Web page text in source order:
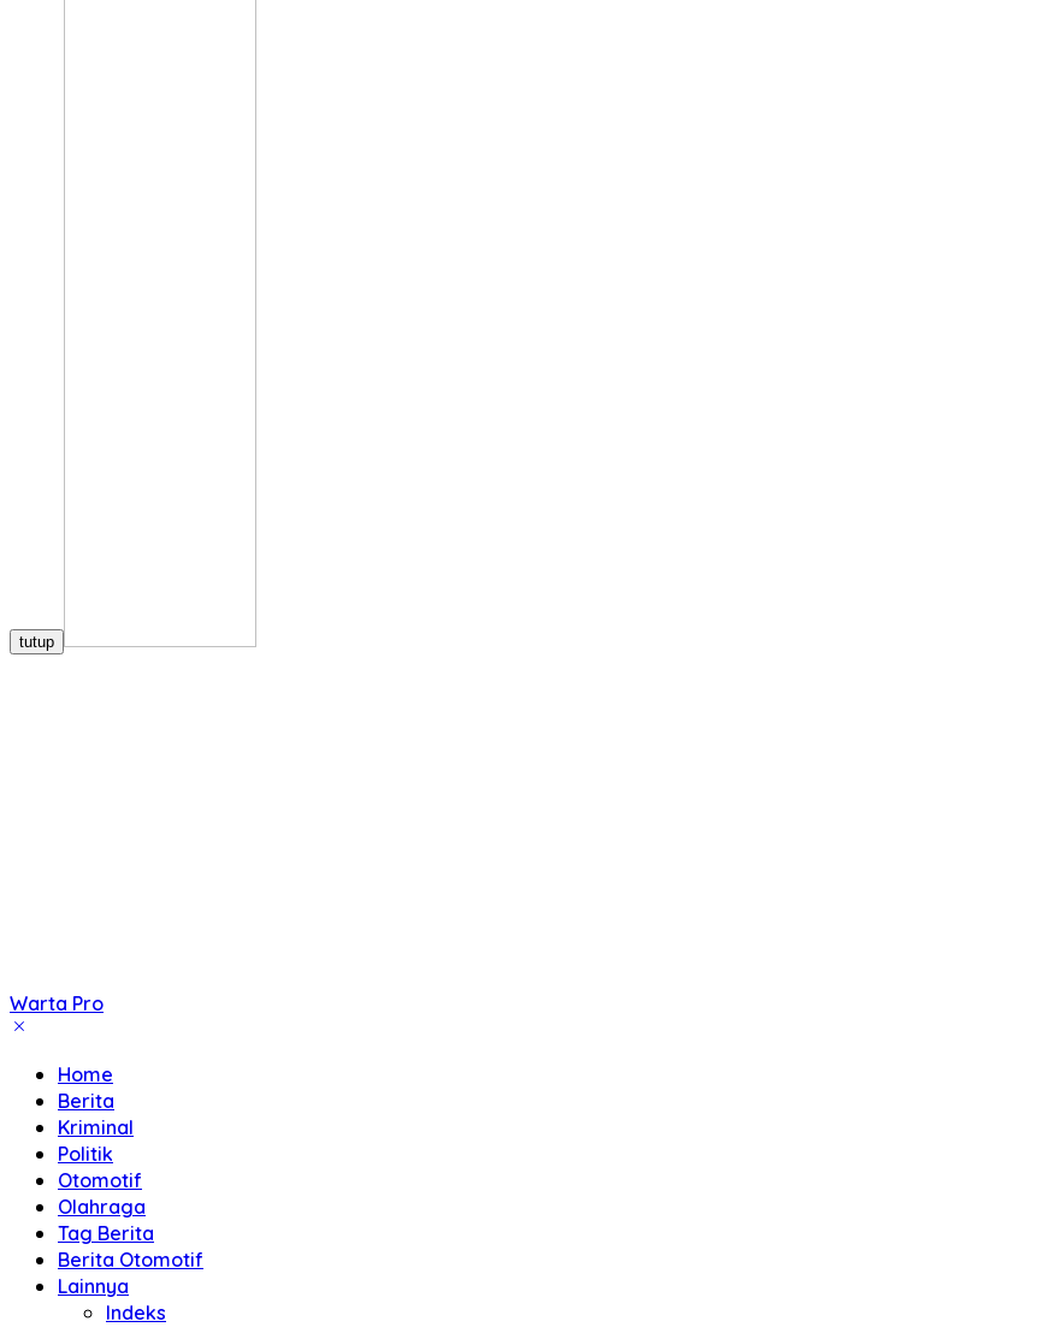
tutup
Warta Pro
Akurat
Terpercaya
Home
Berita
Kriminal
Politik
Otomotif
Olahraga
Tag Berita
Berita Otomotif
Lainnya
Indeks